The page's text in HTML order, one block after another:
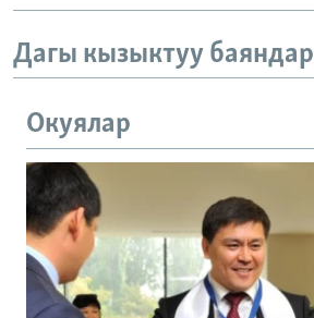
Дагы кызыктуу баяндар
Окуялар